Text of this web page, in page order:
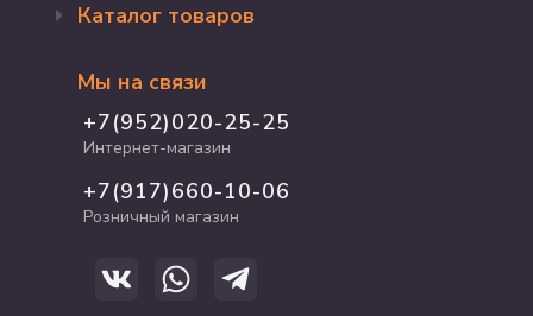
Доставка и оплата
Программа лояльности
График работы
Полезные статьи
Каталог товаров
Акции
Для кошек
Для собак
Для грызунов
Для рыб и рептилий
Мы на связи
+7(952)020-25-25
Интернет-магазин
+7(917)660-10-06
Розничный магазин